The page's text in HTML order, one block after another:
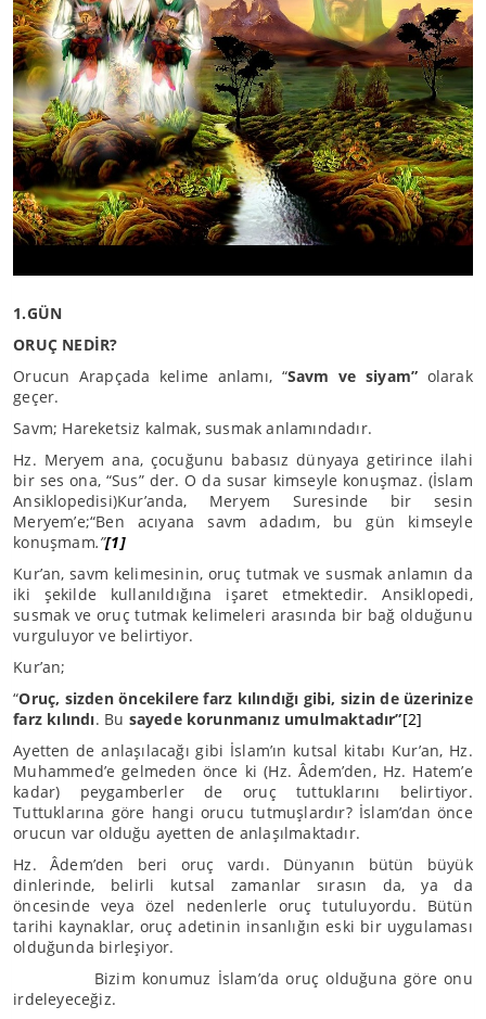
1.GÜN
ORUÇ NEDİR?
Orucun Arapçada kelime anlamı, “Savm ve siyam” olarak
geçer.
Savm; Hareketsiz kalmak, susmak anlamındadır.
Hz. Meryem ana, çocuğunu babasız dünyaya getirince ilahi
bir ses ona, “Sus” der. O da susar kimseyle konuşmaz. (İslam
Ansiklopedisi)Kur’anda, Meryem Suresinde bir sesin
Meryem’e;“Ben acıyana savm adadım, bu gün kimseyle
konuşmam.”[1]
Kur’an, savm kelimesinin, oruç tutmak ve susmak anlamın da
iki şekilde kullanıldığına işaret etmektedir. Ansiklopedi,
susmak ve oruç tutmak kelimeleri arasında bir bağ olduğunu
vurguluyor ve belirtiyor.
Kur’an;
“Oruç, sizden öncekilere farz kılındığı gibi, sizin de üzerinize
farz kılındı. Bu sayede korunmanız umulmaktadır”[2]
Ayetten de anlaşılacağı gibi İslam’ın kutsal kitabı Kur’an, Hz.
Muhammed’e gelmeden önce ki (Hz. Âdem’den, Hz. Hatem’e
kadar) peygamberler de oruç tuttuklarını belirtiyor.
Tuttuklarına göre hangi orucu tutmuşlardır? İslam’dan önce
orucun var olduğu ayetten de anlaşılmaktadır.
Hz. Âdem’den beri oruç vardı. Dünyanın bütün büyük
dinlerinde, belirli kutsal zamanlar sırasın da, ya da
öncesinde veya özel nedenlerle oruç tutuluyordu. Bütün
tarihi kaynaklar, oruç adetinin insanlığın eski bir uygulaması
olduğunda birleşiyor.
Bizim konumuz İslam’da oruç olduğuna göre onu
irdeleyeceğiz.